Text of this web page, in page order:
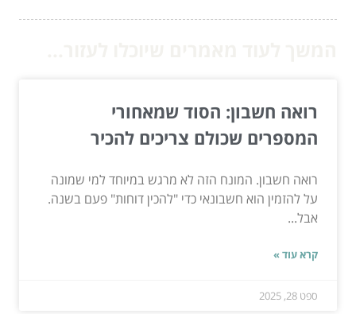
רואה חשבון: הסוד שמאחורי
המספרים שכולם צריכים להכיר
רואה חשבון. המונח הזה לא מרגש במיוחד למי שמונה
על להזמין הוא חשבונאי כדי "להכין דוחות" פעם בשנה.
אבל...
קרא עוד »
ספט 28, 2025